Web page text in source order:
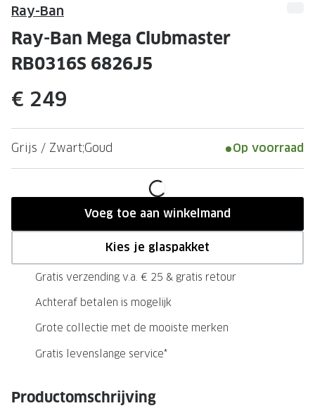
Nachtbrillen
MERKEN
Gucci
Ray-Ban
Burberry
Saint Laurent
Alle merken
Jouw complete merkbril voor 239,-
Tom
Oakley
Ray-Ban
Ray-Ban Mega Clubmaster
RB0316S 6826J5
€ 249
Grijs / Zwart;Goud Op voorraad
Voeg toe aan winkelmand
Kies je glaspakket
Gratis verzending v.a. € 25 & gratis retour
Achteraf betalen is mogelijk
Grote collectie met de mooiste merken
Gratis levenslange service*
Productomschrijving